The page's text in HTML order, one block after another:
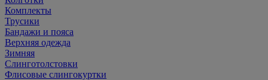
Комплекты
Трусики
Бандажи и пояса
Верхняя одежда
Зимняя
Слинготолстовки
Флисовые слингокуртки